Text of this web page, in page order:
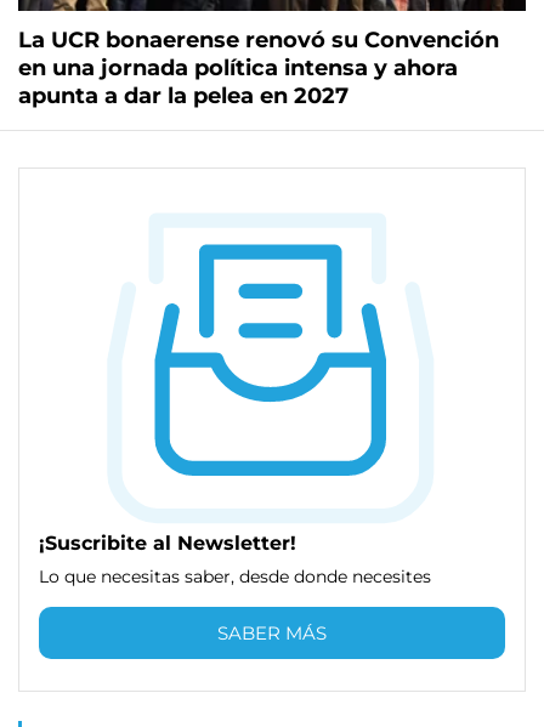
La UCR bonaerense renovó su Convención
en una jornada política intensa y ahora
apunta a dar la pelea en 2027
¡Suscribite al Newsletter!
Lo que necesitas saber, desde donde necesites
SABER MÁS